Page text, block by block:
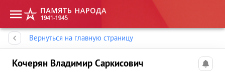
Вернуться на главную страницу
Кочерян Владимир Саркисович
Память народа